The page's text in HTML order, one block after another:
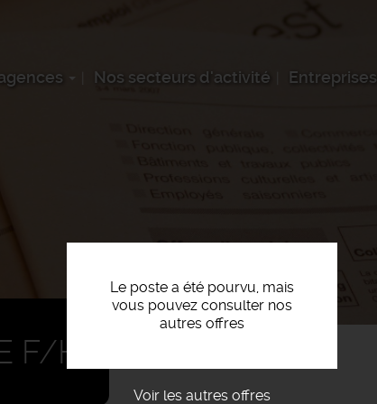
Nos secteurs d'activité Entreprises
Le poste a été pourvu, mais
vous pouvez consulter nos
autres offres
Voir les autres offres
F/H